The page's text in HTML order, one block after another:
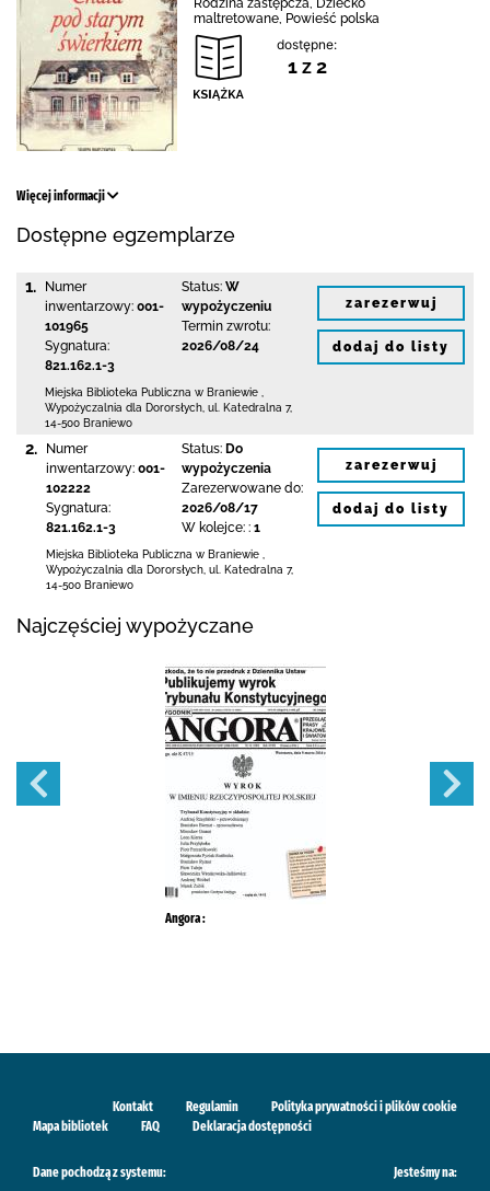
Rodzina zastępcza, Dziecko
maltretowane, Powieść polska
dostępne:
1 z 2
Więcej informacji
Dostępne egzemplarze
1.
Numer
inwentarzowy: 001-
101965
Sygnatura:
821.162.1-3
Status: W
wypożyczeniu
Termin zwrotu:
2026/08/24
Miejska Biblioteka Publiczna w Braniewie
Wypożyczalnia dla Dororsłych, ul. Katedralna 7,
14-500 Braniewo
zarezerwuj
dodaj do listy
2.
Numer
inwentarzowy: 001-
102222
Sygnatura:
821.162.1-3
Status: Do
wypożyczenia
Zarezerwowane do:
2026/08/17
W kolejce: : 1
Miejska Biblioteka Publiczna w Braniewie
Wypożyczalnia dla Dororsłych, ul. Katedralna 7,
14-500 Braniewo
zarezerwuj
dodaj do listy
Najczęściej wypożyczane
Angora :
Kontakt Regulamin
Polityka prywatności i plików cookie
Mapa bibliotek
FAQ Deklaracja dostępności
Dane pochodzą z systemu: Jesteśmy na: